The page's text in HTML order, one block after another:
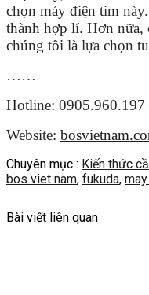
chọn máy điện tim
thành hợp lí. Hơn nữa,
chúng tôi là lựa chọn
……
Hotline:
Website:
Chuyên mục : Kiến thức
bos viet nam, fukuda,
Bài viết liên quan